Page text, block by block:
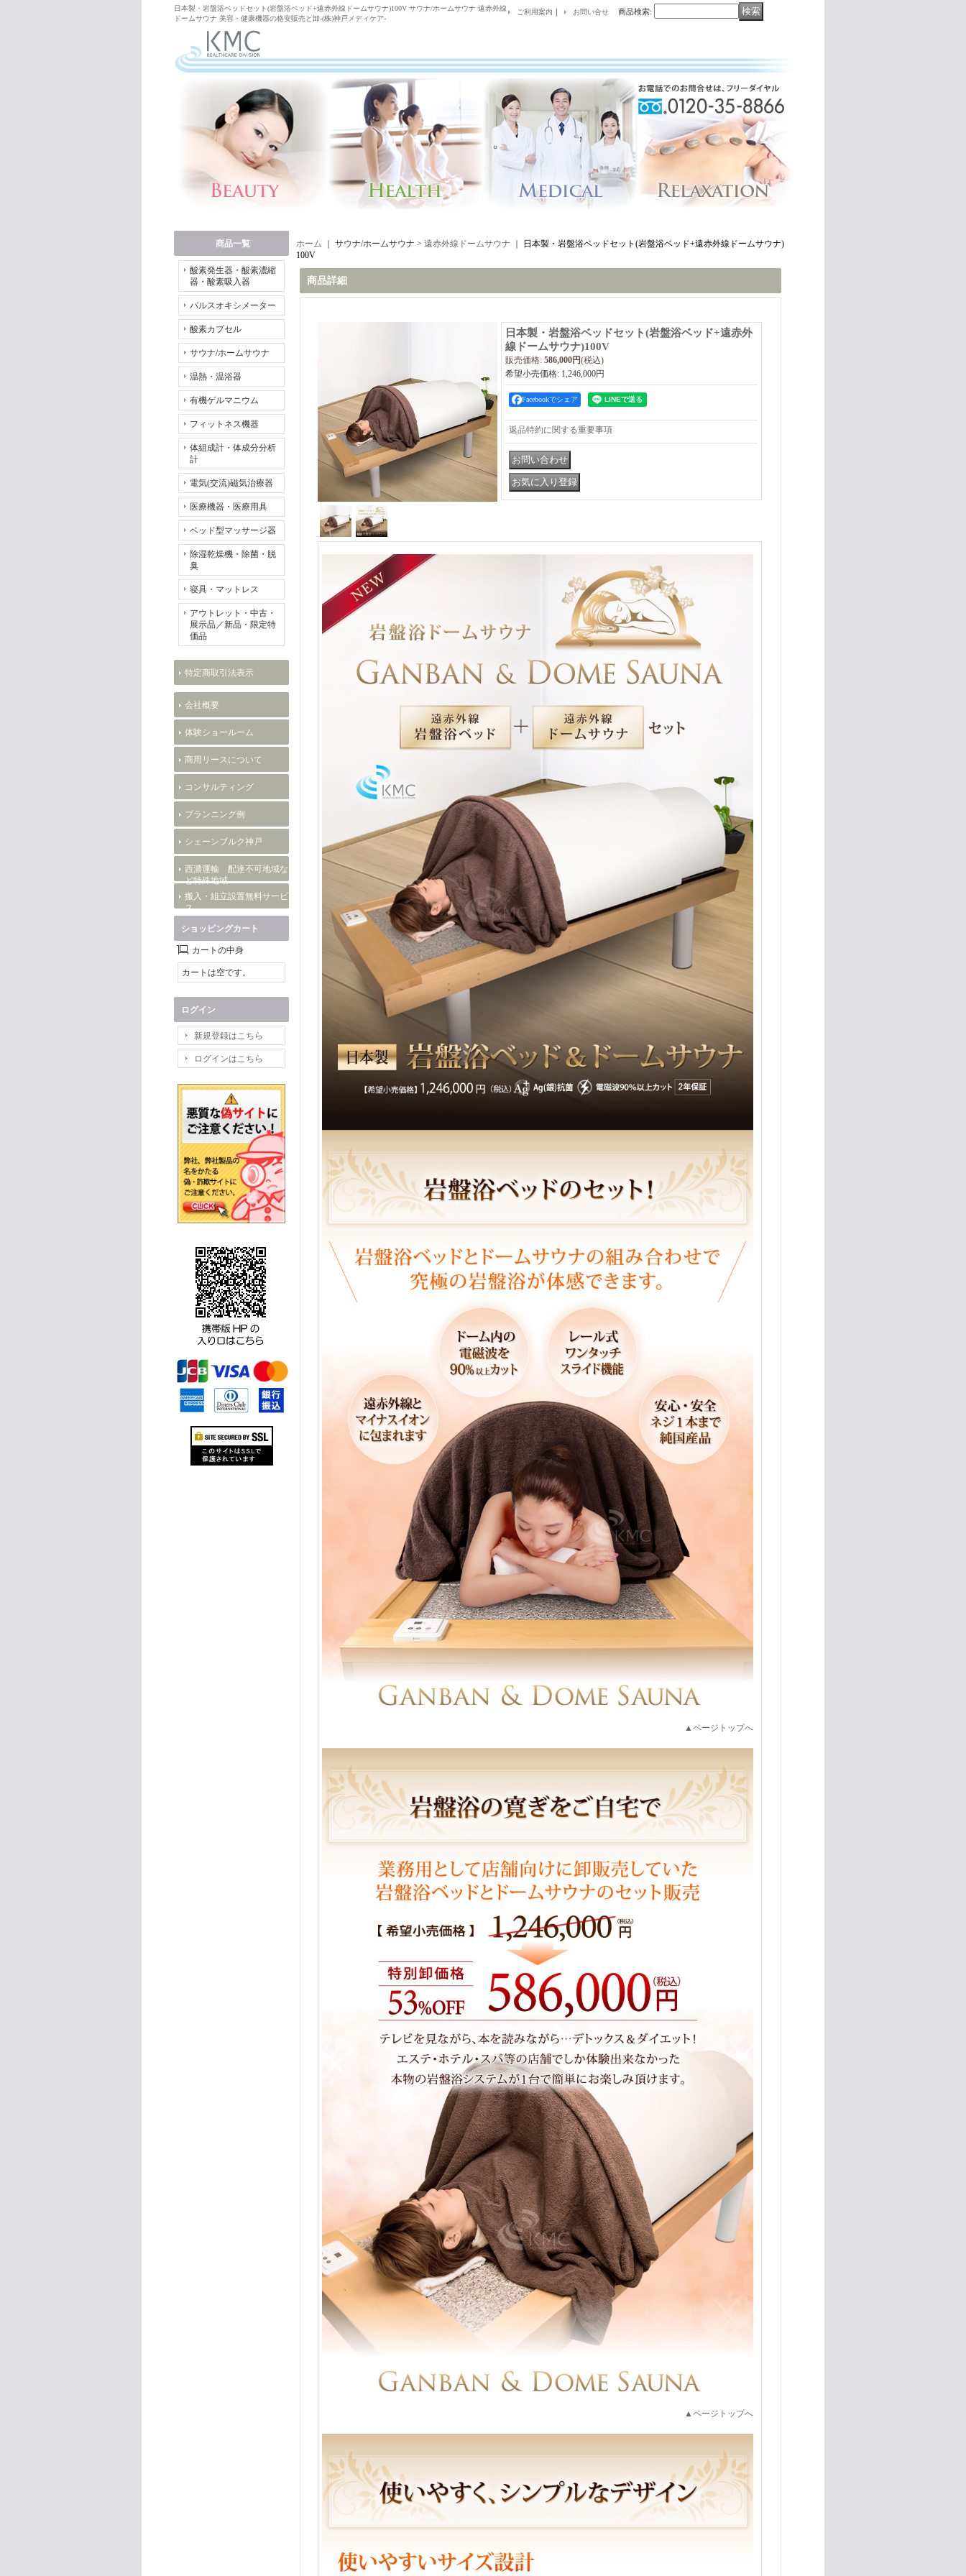
日本製・岩盤浴ベッドセット(岩盤浴ベッド+遠赤外線ドームサウナ)100V サウナ/ホームサウナ 遠赤外線
ドームサウナ 美容・健康機器の格安販売と卸-(株)神戸メディケア-
ご利用案内 ｜ お問い合せ 商品検索:
商品一覧
酸素発生器・酸素濃縮
器・酸素吸入器
パルスオキシメーター
酸素カプセル
サウナ/ホームサウナ
温熱・温浴器
有機ゲルマニウム
フィットネス機器
体組成計・体成分分析
計
電気(交流)磁気治療器
医療機器・医療用具
ベッド型マッサージ器
除湿乾燥機・除菌・脱
臭
寝具・マットレス
アウトレット・中古・
展示品／新品・限定特
価品
特定商取引法表示
会社概要
体験ショールーム
商用リースについて
コンサルティング
プランニング例
シェーンブルク神戸
西濃運輸 配達不可地域な
ど特殊地域
搬入・組立設置無料サービ
ス
ショッピングカート
カートの中身
カートは空です。
ログイン
新規登録はこちら
ログインはこちら
ホーム ｜ サウナ/ホームサウナ > 遠赤外線ドームサウナ
日本製・岩盤浴ベッドセット(岩盤浴ベッド+遠赤外線ドームサウナ)
100V
商品詳細
日本製・岩盤浴ベッドセット(岩盤浴ベッド+遠赤外
線ドームサウナ)100V
販売価格: 586,000円(税込)
希望小売価格: 1,246,000円
Facebookでシェア
返品特約に関する重要事項
▲ページトップへ
▲ページトップへ